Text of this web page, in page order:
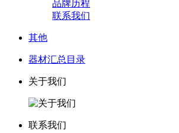
品牌历程
联系我们
其他
器材汇总目录
关于我们
联系我们